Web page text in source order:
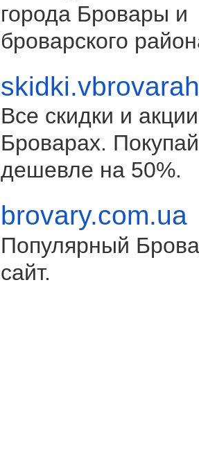
города Бровары и
броварского
Все скидки и
Броварах.
дешевле на 50%.
brovary.com.ua
Популярный
сайт.